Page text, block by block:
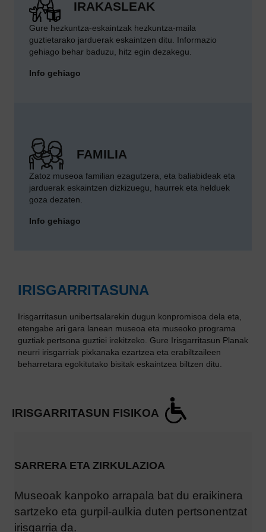
FAMILIA
Zatoz museoa familian ezagutzera, eta baliabideak eta
jarduerak eskaintzen dizkizuegu, haurrek eta helduek
goza dezaten.
Info gehiago
IRAKASLEAK
Gure hezkuntza-eskaintzak hezkuntza-maila
guztietarako jarduerak eskaintzen ditu. Informazio
gehiago behar baduzu, hitz egin dezakegu.
Info gehiago
IRISGARRITASUNA
Irisgarritasun unibertsalarekin dugun konpromisoa dela eta,
etengabe ari gara lanean museoa eta museoko programa
guztiak pertsona guztiei irekitzeko. Gure Irisgarritasun Planak
neurri irisgarriak pixkanaka ezartzea eta erabiltzaileen
beharretara egokitutako bisitak eskaintzea biltzen ditu.
IRISGARRITASUN FISIKOA
SARRERA ETA ZIRKULAZIOA
Museoak kanpoko arrapala bat du eraikinera
sartzeko eta gurpil-aulkia duten pertsonentzat
irisgarria da.